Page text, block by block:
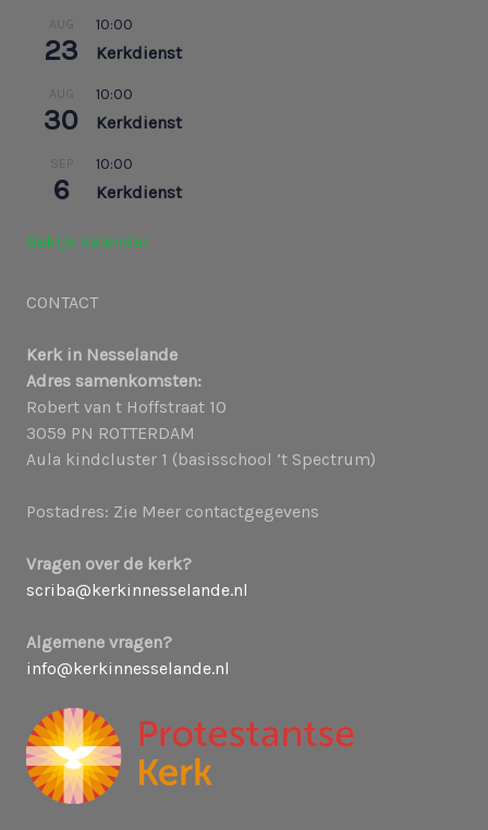
AUG
23
10:00
Kerkdienst
AUG
30
10:00
Kerkdienst
6
10:00
Kerkdienst
Bekijk kalender
CONTACT
Kerk in Nesselande
Adres samenkomsten:
Robert van t Hoffstraat 10
3059 PN ROTTERDAM
Aula kindcluster 1 (basisschool ’t Spectrum)
Postadres: Zie Meer contactgegevens
Vragen over de kerk?
scriba@kerkinnesselande.nl
Algemene vragen?
info@kerkinnesselande.nl